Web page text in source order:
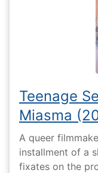
Teenage
Miasma
A queer
installment of a
fixates on the